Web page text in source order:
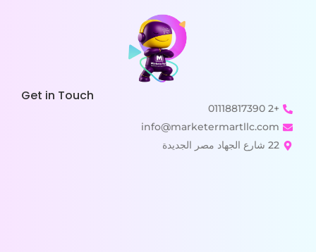
Get in Touch
+2 01118817390
info@marketermartllc.com
22 شارع الجهاد مصر الجديدة